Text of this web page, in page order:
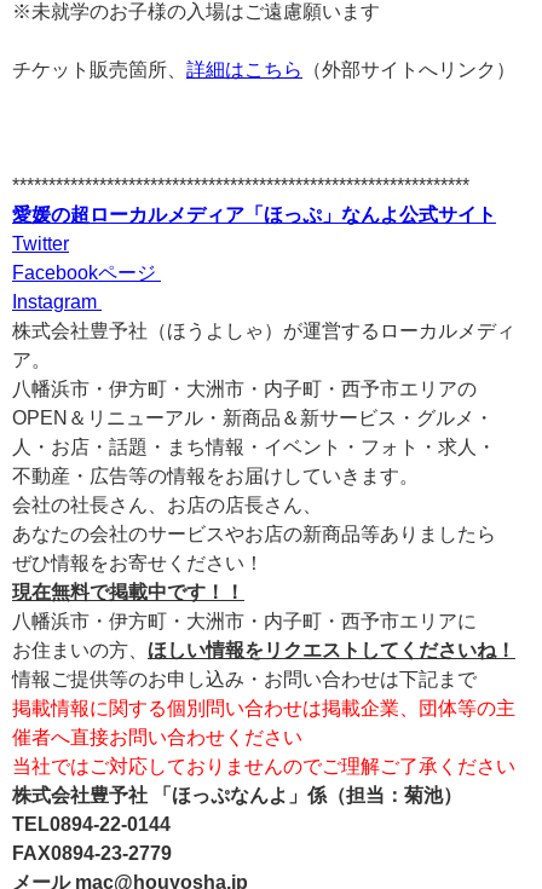
※未就学のお子様の入場はご遠慮願います
チケット販売箇所、 詳細はこちら （外部サイトへリンク）
***************************************************************
愛媛の超ローカルメディア「ほっぷ」なんよ公式サイト
Twitter
Facebookページ
Instagram
株式会社豊予社（ほうよしゃ）が運営するローカルメディ
ア。
八幡浜市・伊方町・大洲市・内子町・西予市エリアの
OPEN＆リニューアル・新商品＆新サービス・グルメ・
人・お店・話題・まち情報・イベント・フォト・求人・
不動産・広告等の情報をお届けしていきます。
会社の社長さん、お店の店長さん、
あなたの会社のサービスやお店の新商品等ありましたら
ぜひ情報をお寄せください！
現在無料で掲載中です！！
八幡浜市・伊方町・大洲市・内子町・西予市エリアに
お住まいの方、 ほしい情報をリクエストしてくださいね！
情報ご提供等のお申し込み・お問い合わせは下記まで
掲載情報に関する個別問い合わせは掲載企業、団体等の主
催者へ直接お問い合わせください
当社ではご対応しておりませんのでご理解ご了承ください
株式会社豊予社 「ほっぷなんよ」係（担当：菊池）
TEL0894-22-0144
FAX0894-23-2779
メール mac@houyosha.jp